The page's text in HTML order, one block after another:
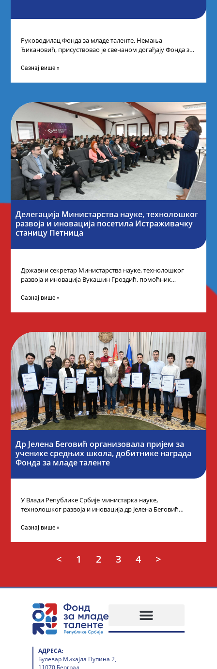
Руководилац Фонда за младе таленте, Немања
Ђикановић, присуствовао је свечаном догађају Фонда за
Сазнај више »
Делегација Министарства науке, технолошког
развоја и иновација посетила Истраживачку
станицу Петница
Државни секретар Министарства науке, технолошког
развоја и иновација Вукашин Гроздић, помоћник
промоцију
Сазнај више »
Др Јелена Беговић организовала пријем за
ученике средњих школа, добитнике награда
Фонда за младе таленте
У Влади Републике Србије министарка науке,
технолошког развоја и иновација др Јелена Беговић
Сазнај више »
< 1 2 3 4 >
АДРЕСА:
Булевар Михајла Пупина 2,
11070 Београд